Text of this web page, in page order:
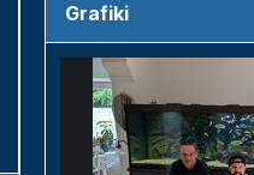
Grafiki